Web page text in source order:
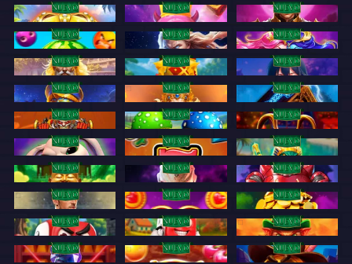
NUEVO
Sun Crown
NUEVO
Dice Invaders
NUEVO
WarAge Online
NUEVO
Vip Fruits
NUEVO
Thunder and Love
NUEVO
Splash Clash
NUEVO
Olympus Destiny
NUEVO
Samurai Cats
NUEVO
Moon Girls
NUEVO
Lamp of Wishes
NUEVO
Olympus Rivals
NUEVO
Hammer Crusher
NUEVO
Max Fury
NUEVO
Mega Mushrooms
NUEVO
Gift Mania
NUEVO
Fortune Bros
NUEVO
Hellcards Scratch
NUEVO
Gods of Sand
NUEVO
Buddha Gold
NUEVO
Galaxy Chase
NUEVO
Cybercats 2088
NUEVO
Football Hits
NUEVO
Fortune Love
NUEVO
Fortune Bags
NUEVO
Dice Club
NUEVO
Cube Guys
NUEVO
Clover Hell
NUEVO
Diamond Raid
NUEVO
1001 Fruit Wishes
NUEVO
Coinboy